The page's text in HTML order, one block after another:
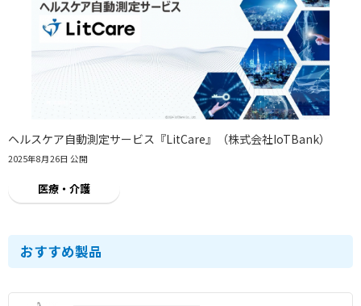
ヘルスケア自動測定サービス『LitCare』（株式会社IoTBank）
2025年8月26日 公開
医療・介護
おすすめ製品